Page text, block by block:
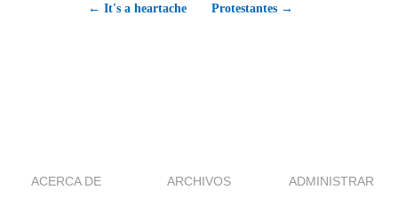
← It's a heartache Protestantes →
ACERCA DE ARCHIVOS ADMINISTRAR